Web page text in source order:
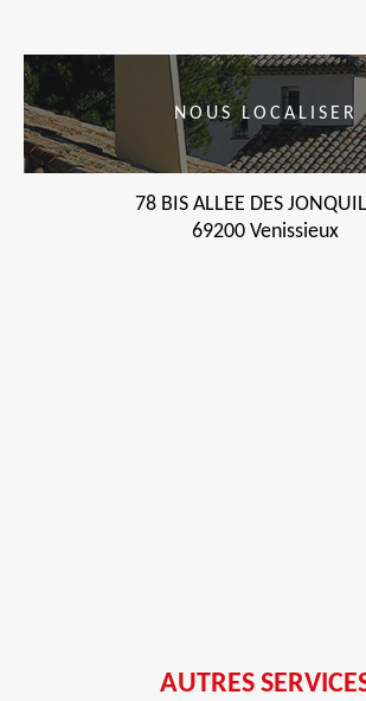
NOUS LOCALISER
78 BIS ALLEE DES
69200 Venissieux
AUTRES